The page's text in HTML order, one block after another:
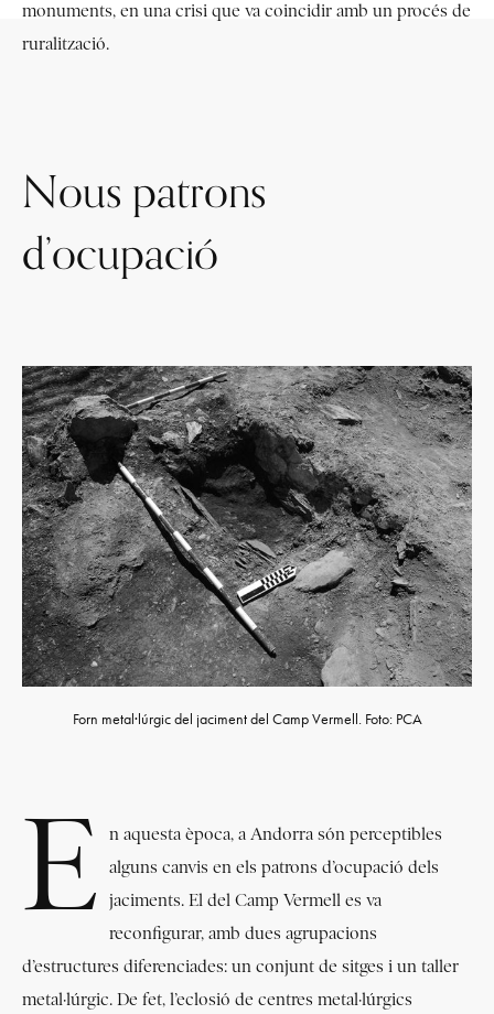
monuments, en una crisi que va coincidir amb un procés de
ruralització.
Nous patrons
d’ocupació
Forn metal·lúrgic del jaciment del Camp Vermell. Foto: PCA
E
n aquesta època, a Andorra són perceptibles
alguns canvis en els patrons d’ocupació dels
jaciments. El del Camp Vermell es va
reconfigurar, amb dues agrupacions
d’estructures diferenciades: un conjunt de sitges i un taller
metal·lúrgic. De fet, l’eclosió de centres metal·lúrgics